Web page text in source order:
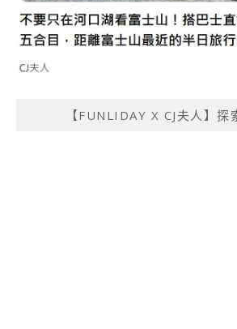
【FUNLIDAY X CJ夫人】探